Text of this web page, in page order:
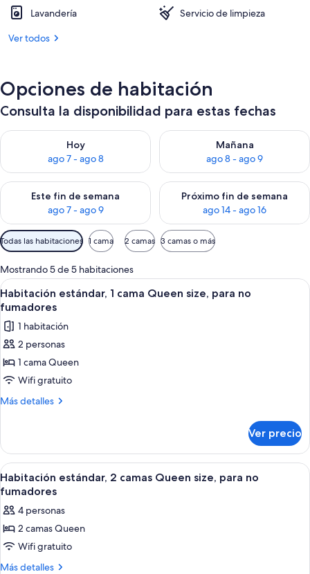
Lavandería
Servicio de limpieza
Ver todos
Opciones de habitación
Consulta la disponibilidad para estas fechas
Hoy
ago 7 - ago 8
Consulta la disponibilidad para hoy ago 7 - ago 8
Mañana
ago 8 - ago 9
Consulta la disponibilidad
Este fin de semana
ago 7 - ago 9
Consulta la disponibilidad para este fin de semana ago 7 -
Próximo fin de semana
ago 14 - ago 16
Consulta la disponibilidad
Filtros
disponibles
para
las
habitaciones
Todas las habitaciones 1 cama 2 camas 3 camas o más
Mostrando 5 de 5 habitaciones
Abrir
todas
las
fotos
de
Habitación
estándar,
1
size,
para
no
fumadores
Habitación de hotel con una cama,
2
Habitación estándar, 1 cama Queen size, para no
fumadores
1 habitación
2 personas
1 cama Queen
Wifi gratuito
Más detalles
Más
estándar,
cama
Queen
para
no
Ver precio
Abrir
todas
las
fotos
de
Habitación
estándar,
Una habitación de hotel con dos
2
Habitación estándar, 2 camas Queen size, para no
fumadores
4 personas
2 camas Queen
Wifi gratuito
Más detalles
Más